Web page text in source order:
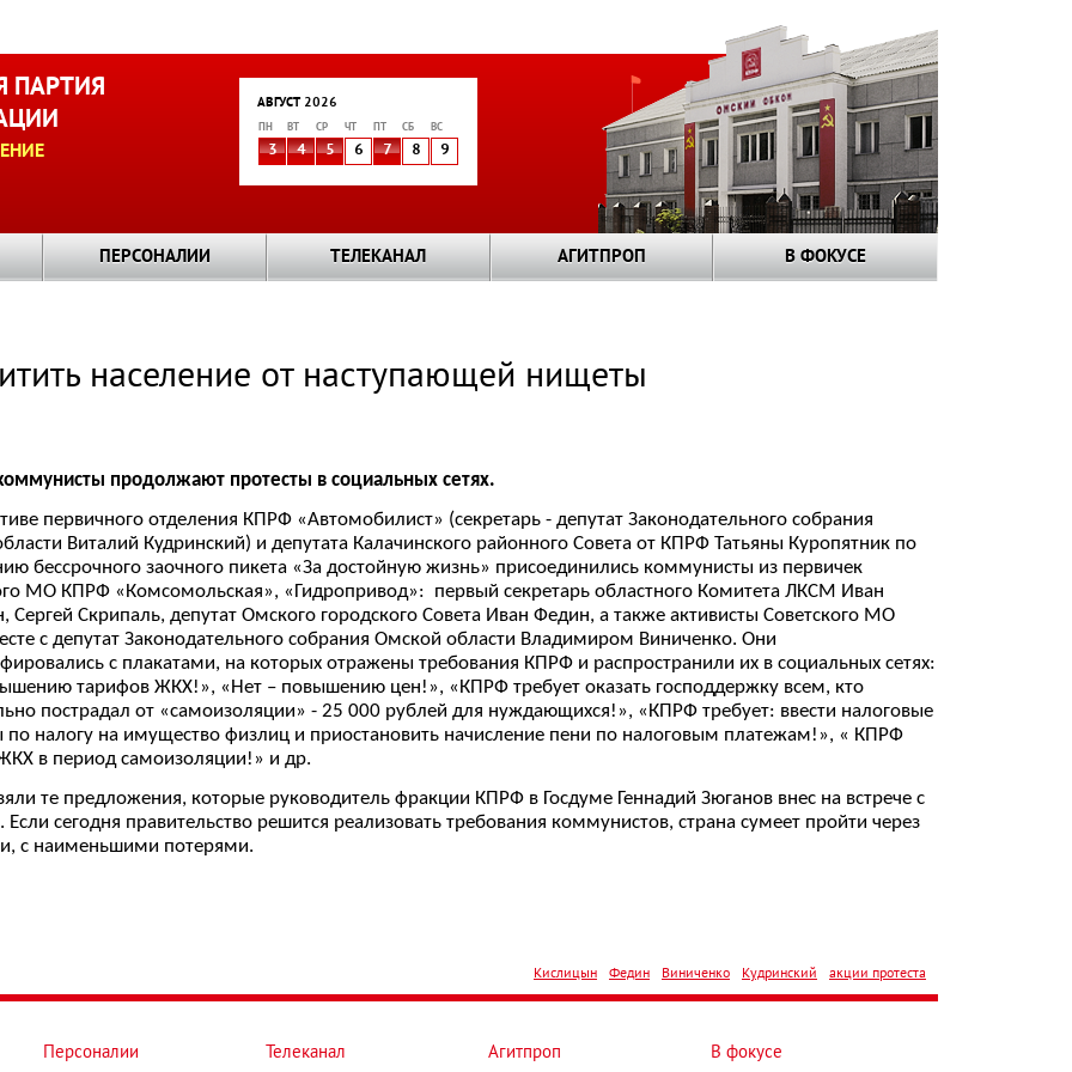
ПАРТИЯ
АВГУСТ 2026
ПН ВТ СР ЧТ СБ ВС
3 4 5 6 7 8 9
ПЕРСОНАЛИИ ТЕЛЕКАНАЛ АГИТПРОП В ФОКУСЕ
население от наступающей нищеты
продолжают протесты в социальных сетях.
первичного отделения КПРФ «Автомобилист» (секретарь - депутат Законодательного собрания
Виталий Кудринский) и депутата Калачинского районного Совета от КПРФ Татьяны Куропятник по
бессрочного заочного пикета «За достойную жизнь» присоединились коммунисты из первичек
МО КПРФ «Комсомольская», «Гидропривод»: первый секретарь областного Комитета ЛКСМ Иван
Сергей Скрипаль, депутат Омского городского Совета Иван Федин, а также активисты Советского МО
с депутат Законодательного собрания Омской области Владимиром Виниченко. Они
с плакатами, на которых отражены требования КПРФ и распространили их в социальных сетях:
тарифов ЖКХ!», «Нет – повышению цен!», «КПРФ требует оказать господдержку всем, кто
пострадал от «самоизоляции» - 25 000 рублей для нуждающихся!», «КПРФ требует: ввести налоговые
по налогу на имущество физлиц и приостановить начисление пени по налоговым платежам!», « КПРФ
в период самоизоляции!» и др.
те предложения, которые руководитель фракции КПРФ в Госдуме Геннадий Зюганов внес на встрече с
сегодня правительство решится реализовать требования коммунистов, страна сумеет пройти через
с наименьшими потерями.
акции протеста
Кудринский
Виниченко
Федин
Кислицын
Персоналии Телеканал Агитпроп В фокусе